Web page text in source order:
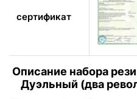
сертификат
Описание набора
Дуэльный (два